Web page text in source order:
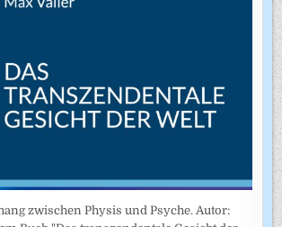
zwischen Physis und Psyche. Autor: